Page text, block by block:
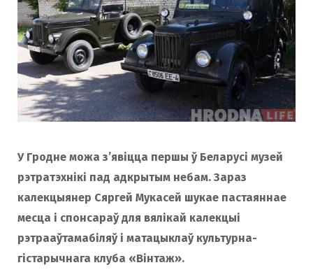
У Гродне можа з’явіцца першы ў Беларусі музей
рэтратэхнікі пад адкрытым небам. Зараз
калекцыянер Сяргей Мукасей шукае пастаяннае
месца і спонсараў для вялікай калекцыі
рэтрааўтамабіляў і матацыклаў культурна-
гістарычнага клуба «Вінтаж».